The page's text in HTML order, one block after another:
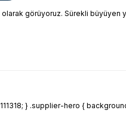
görüyoruz. Sürekli büyüyen
} .supplier-hero {